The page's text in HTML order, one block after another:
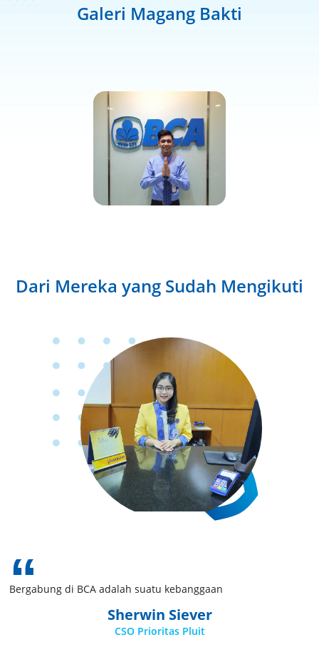
Galeri Magang Bakti
Dari Mereka yang Sudah Mengikuti
Bergabung di BCA adalah suatu kebanggaan
Sherwin Siever
CSO Prioritas Pluit